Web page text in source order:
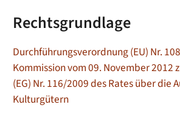
Rechtsgrundlage
Durchführungsverordnung (EU) Nr.
Kommission vom 09. November 2012
(EG) Nr. 116/2009 des Rates über die
Kulturgütern